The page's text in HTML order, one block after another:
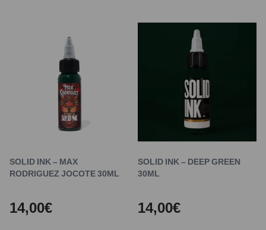
SOLID INK – MAX
RODRIGUEZ JOCOTE 30ML
14,00€
SOLID INK – DEEP GREEN
30ML
14,00€